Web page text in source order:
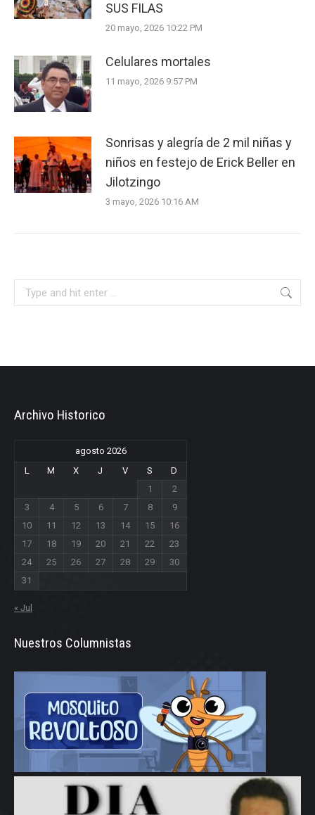
SUS FILAS
20 mayo, 2026 10:22 PM
Celulares mortales
11 mayo, 2026 9:57 PM
Sonrisas y alegría de 2 mil niñas y
niños en festejo de Erick Beller en
Jilotzingo
3 mayo, 2026 10:16 AM
Archivo Historico
agosto 2026
L
M X J V S
D
1
2
3
4 5 6 7 8
9
10
11 12 13 14 15
16
17
18 19 20 21 22
23
24
25 26 27 28 29
30
31
« Jul
Nuestros Columnistas